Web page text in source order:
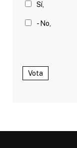
Sí,
- No,
Vota